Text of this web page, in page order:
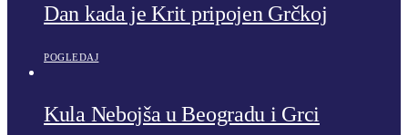
Dan kada je Krit pripojen Grčkoj
POGLEDAJ
Kula Nebojša u Beogradu i Grci